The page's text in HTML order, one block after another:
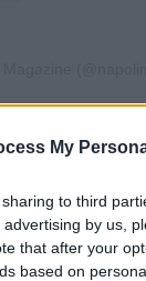
My
to third
by us,
that after your
based on
FOTO DI NM
- FOTO SHOW
focus da